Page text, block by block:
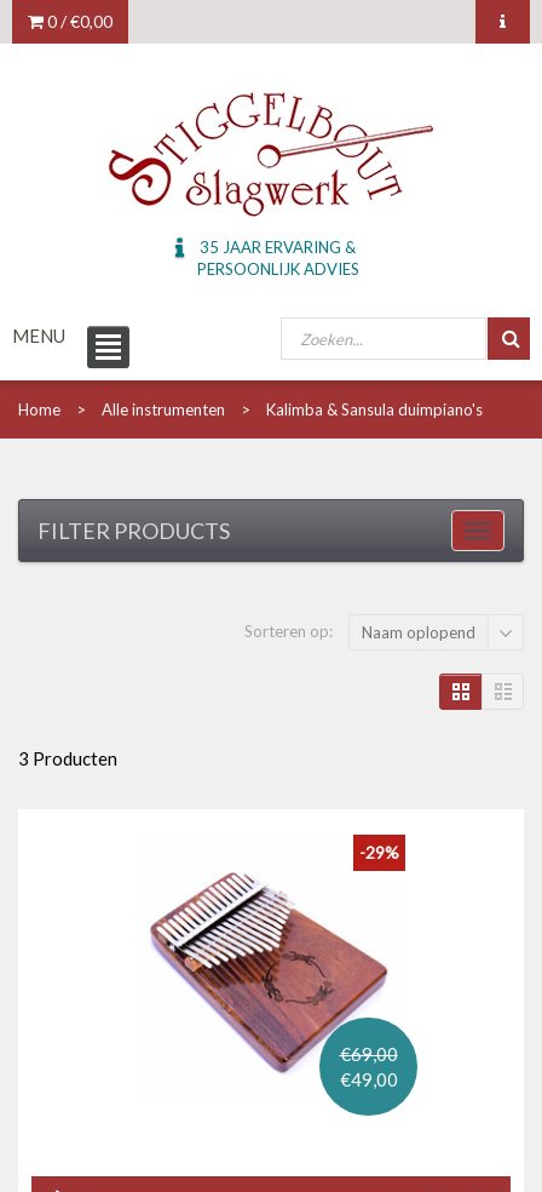
0 /€0,00
35 JAAR ERVARING &
PERSOONLIJK ADVIES
MENU
Home Alle instrumenten Kalimba & Sansula duimpiano's
FILTER PRODUCTS
Sorteren op: Naam oplopend
3 Producten
€69,00
€49,00
-29%